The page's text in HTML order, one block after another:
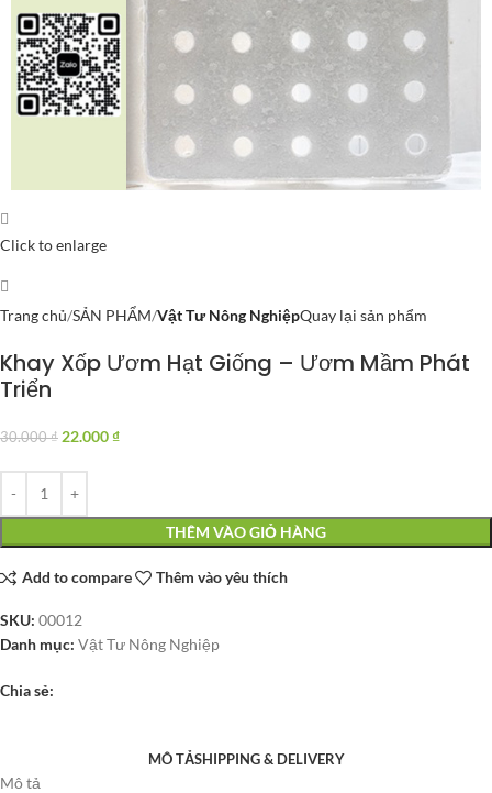
Click to enlarge
Trang chủ SẢN PHẨM Vật Tư Nông NghiệpQuay lại sản phẩm
Khay Xốp Ươm Hạt Giống – Ươm Mầm Phát
Triển
30.000₫ 22.000 ₫
THÊM VÀO GIỎ HÀNG
Add to compare Thêm vào yêu thích
SKU: 00012
Danh mục: Vật Tư Nông Nghiệp
Chia sẻ:
MÔ TẢSHIPPING & DELIVERY
Mô tả